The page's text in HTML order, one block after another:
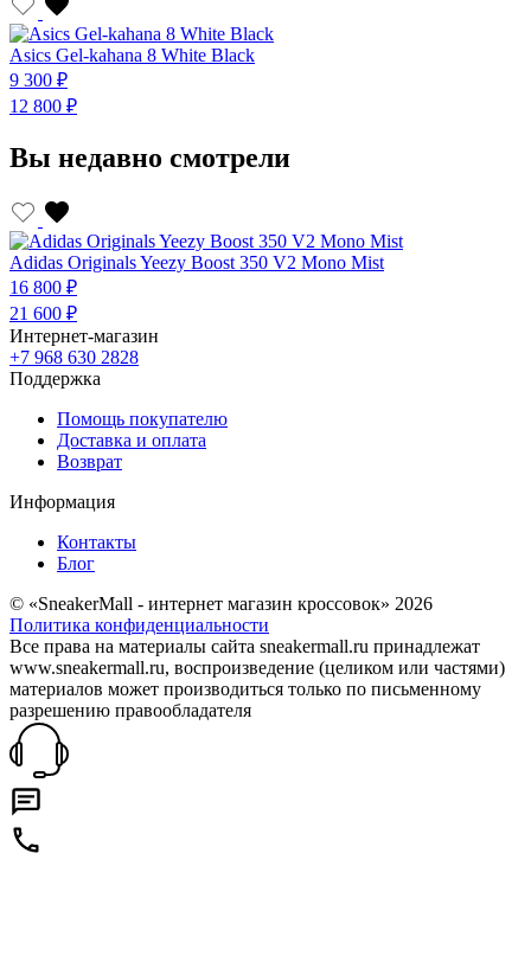
Asics Gel-kahana 8 White Black
9 300 ₽
12 800 ₽
Вы недавно смотрели
Adidas Originals Yeezy Boost 350 V2 Mono Mist
16 800 ₽
21 600 ₽
Интернет-магазин
+7 968 630 2828
Поддержка
Помощь покупателю
Доставка и оплата
Возврат
Информация
Контакты
Блог
© «SneakerMall - интернет магазин кроссовок» 2026
Политика конфиденциальности
Все права на материалы сайта sneakermall.ru принадлежат
www.sneakermall.ru, воспроизведение (целиком или частями)
материалов может производиться только по письменному
разрешению правообладателя